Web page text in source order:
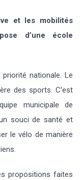
et les mobilités
d’une école
priorité nationale. Le
des sports. C’est
municipale de
souci de santé et
le vélo de manière
propositions faites